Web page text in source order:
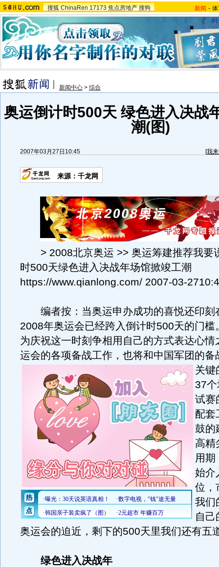
搜狐 ChinaRen 17173 焦点房地产 搜狗 新闻 -
新闻中心 > 综合
奥运倒计时500天 绿色进入决战
潮(图)
2007年03月27日10:45 [我
来源：千龙网
> 2008北京奥运 >> 奥运筹建推荐我要
时500天绿色进入决战年场馆掀竣工潮
https://www.qianlong.com/ 2007-03-
编者按：当奥运申办成功的喜悦还印刻
2008年奥运会已经跨入倒计时500天的门槛
为庆祝这一时刻争相用自己的方式表达心情
运会的各项备战工作，也将和中国军团的备
关键
37
试赛
配套
鼓的
高精
用期
始介
位，
我们
自己
奥运会的迫近，剩下的500天里我们还有五
绿色进入决战年